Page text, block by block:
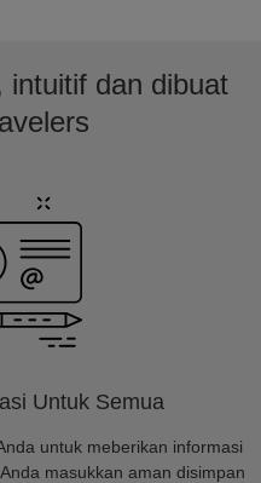
intuitif dan dibuat
Untuk Semua
untuk meberikan informasi
masukkan aman disimpan